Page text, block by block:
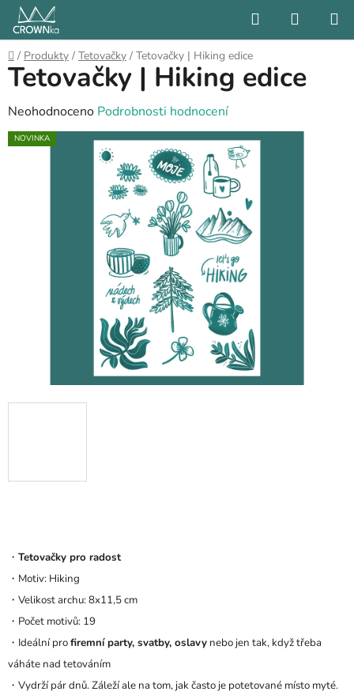
Přejít
obsah
Hledat
KOŠÍK
Domů
/ Produkty / Tetovačky / Tetovačky | Hiking edice
・ Tetovačky pro radost
・Motiv: Hiking
・Velikost archu: 8x11,5 cm
・Počet motivů: 19
・Ideální profiremní party, svatby, oslavy nebo jen tak, když třeba
váháte nad tetováním
・Vydrží pár dnů. Záleží ale na tom, jak často je potetované místo myté.
Tetovačky | Hiking edice
Průměrné
hodnocení
Neohodnoceno Podrobnosti hodnocení
NOVINKA